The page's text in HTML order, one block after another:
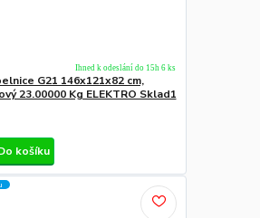
G21 146x121x82 cm,
23.00000 Kg ELEKTRO Sklad1
Ihned k odeslání do 15h 6 ks
košíku